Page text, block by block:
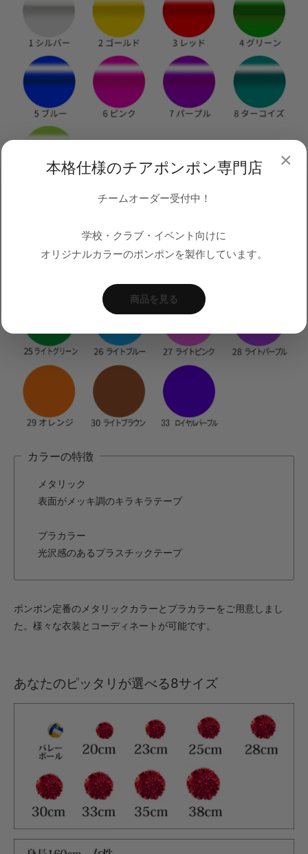
カラーの特徴
メタリック
表面がメッキ調のキラキラテープ
プラカラー
光沢感のあるプラスチックテープ
ポンポン定番のメタリックカラーとプラカラーをご用意しまし
た。様々な衣装とコーディネートが可能です。
あなたのピッタリが選べる8サイズ
×
本格仕様のチアポンポン専門店
チームオーダー受付中！
学校・クラブ・イベント向けに
オリジナルカラーのポンポンを製作しています。
商品を見る